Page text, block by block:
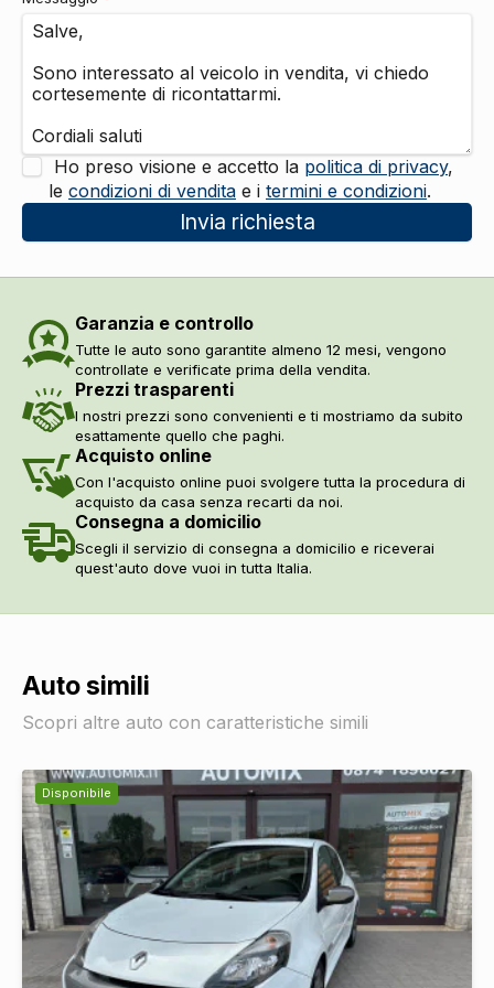
Indicatore pressione pneumatici
Sistema di frenata anti collisione
DI SERIE
Sistema di riconoscimento stanchezza guidatore
Assistente per partenze in salita
DI SERIE
Barre antintrusione
DI SERIE
Fissaggi isofix
DI SERIE
Freni a disco autoventilanti
Airbag ginocchia
DI SERIE
Riconoscimento segnali stradali
Sistemi di assistenza
Telecamera posteriore
Indicatore cambio marcia
Vernici
Vernice metallizzata
Vetri
Alzacristalli elettrici anteriori e posteriori
Ho preso visione e accetto la politica di privacy,
le condizioni di vendita e i termini e condizioni.
Invia richiesta
Garanzia e controllo
Tutte le auto sono garantite almeno 12 mesi, vengono
controllate e verificate prima della vendita.
Prezzi trasparenti
I nostri prezzi sono convenienti e ti mostriamo da subito
esattamente quello che paghi.
Acquisto online
Con l'acquisto online puoi svolgere tutta la procedura di
acquisto da casa senza recarti da noi.
Consegna a domicilio
Scegli il servizio di consegna a domicilio e riceverai
quest'auto dove vuoi in tutta Italia.
Auto simili
Scopri altre auto con caratteristiche simili
Disponibile